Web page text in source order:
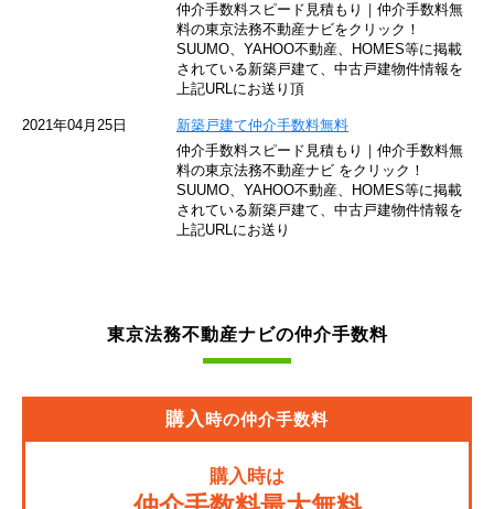
JR南武線
仲介手数料スピード見積もり｜仲介手数料無
料の東京法務不動産ナビをクリック！
SUUMO、YAHOO不動産、HOMES等に掲載
されている新築戸建て、中古戸建物件情報を
上記URLにお送り頂
2021年04月25日
新築戸建て仲介手数料無料
仲介手数料スピード見積もり｜仲介手数料無
料の東京法務不動産ナビ をクリック！
SUUMO、YAHOO不動産、HOMES等に掲載
されている新築戸建て、中古戸建物件情報を
上記URLにお送り
東京法務不動産ナビの仲介手数料
購入時の仲介手数料
購入時は